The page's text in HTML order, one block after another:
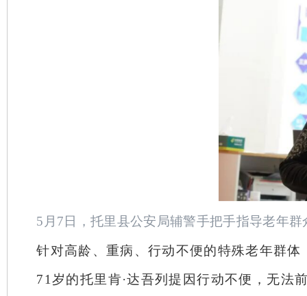
5月7日，托里县公安局辅警手把手指导老年
针对高龄、重病、行动不便的特殊老年群
71岁的托里肯·达吾列提因行动不便，无法